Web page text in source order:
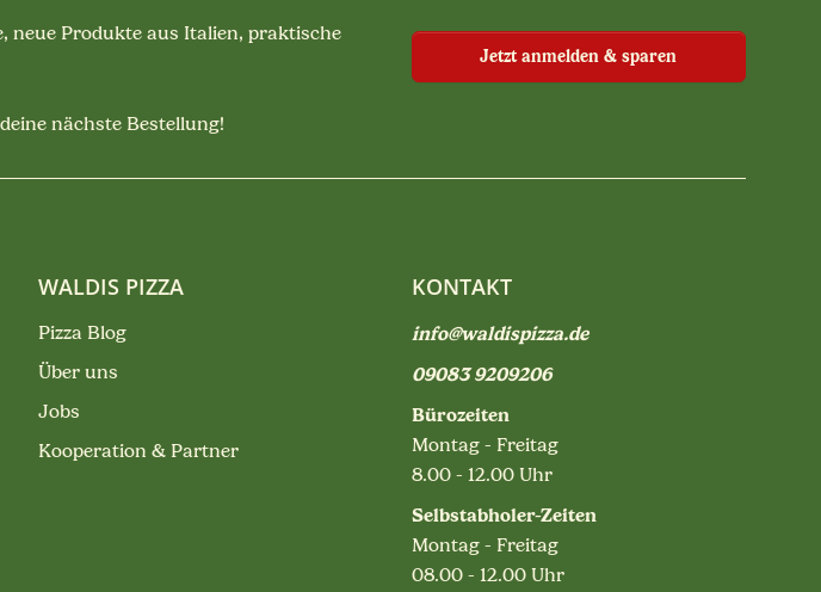
neue Produkte aus Italien, praktische
nächste Bestellung!
Jetzt anmelden & sparen
WALDIS PIZZA
Pizza Blog
Über uns
Jobs
Kooperation & Partner
KONTAKT
info@waldispizza.de
09083 9209206
Bürozeiten
Montag - Freitag
8.00 - 12.00 Uhr
Selbstabholer-Zeiten
Montag - Freitag
08.00 - 12.00 Uhr